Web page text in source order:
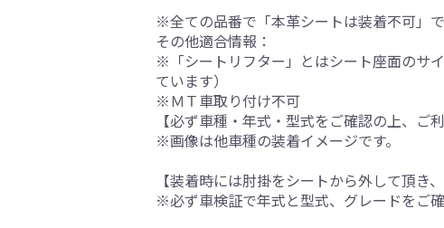
※全ての品番で「本革シートは装着不可」で
その他適合情報：
※「シートリフター」とはシート座面のサ
ています）
※ＭＴ車取り付け不可
【必ず車種・年式・型式をご確認の上、ご
※画像は他車種の装着イメージです。
【装着時には肘掛をシートから外して頂き
※必ず車検証で年式と型式、グレードをご